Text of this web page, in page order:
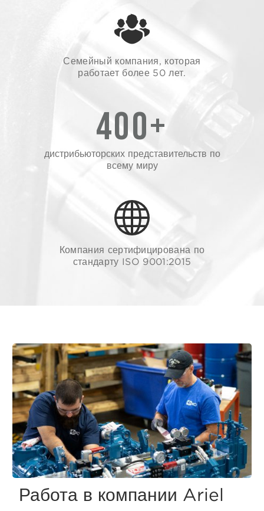
Семейный компания, которая
работает более 50 лет.
400+
дистрибьюторских представительств по
всему миру
Компания сертифицирована по
стандарту ISO 9001:2015
Работа в компании Ariel